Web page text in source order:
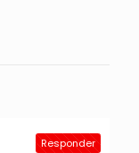
Responder